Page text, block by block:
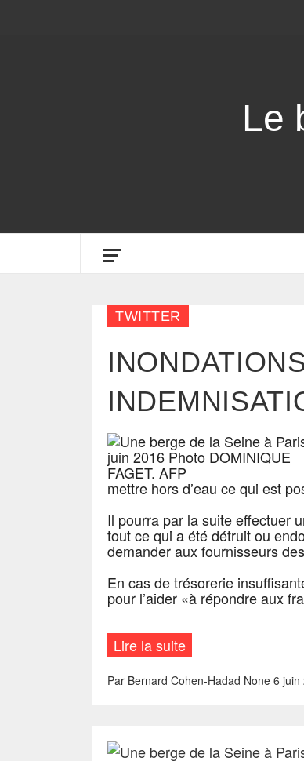
Le
TWITTER
mettre hors d’eau ce qui est
Il pourra par la suite effectuer
tout ce qui a été détruit ou
demander aux fournisseurs
En cas de trésorerie
pour l’aider «à répondre aux
Lire la suite
Par Bernard Cohen-Hadad None 6 juin